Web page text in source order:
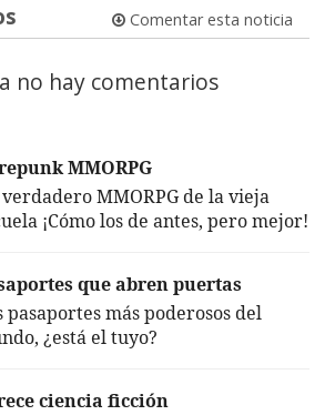
Comentar esta noticia
no hay comentarios
MMORPG
MMORPG de la vieja
¡Cómo los de antes, pero mejor!
que abren puertas
pasaportes más poderosos del
¿está el tuyo?
ciencia ficción